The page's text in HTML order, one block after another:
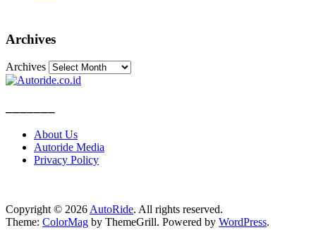
Archives
Archives
About Us
Autoride Media
Privacy Policy
Copyright © 2026 AutoRide. All rights reserved.
Theme: ColorMag by ThemeGrill. Powered by WordPress.